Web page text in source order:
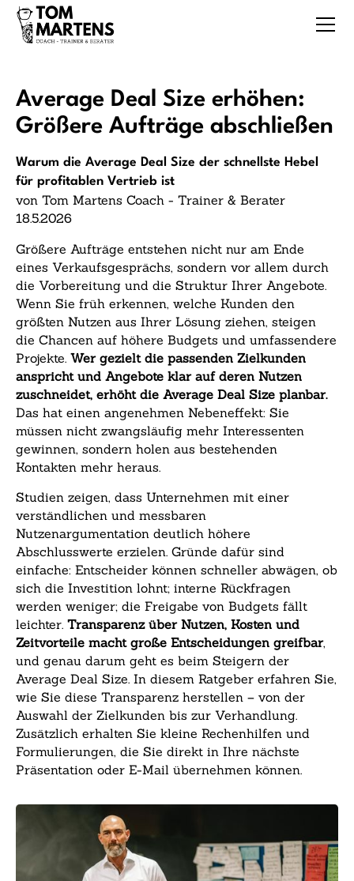
Average Deal Size erhöhen:
Größere Aufträge abschließen
Warum die Average Deal Size der schnellste Hebel
für profitablen Vertrieb ist
von Tom Martens Coach - Trainer & Berater
18.5.2026
Größere Aufträge entstehen nicht nur am Ende
eines Verkaufsgesprächs, sondern vor allem durch
die Vorbereitung und die Struktur Ihrer Angebote.
Wenn Sie früh erkennen, welche Kunden den
größten Nutzen aus Ihrer Lösung ziehen, steigen
die Chancen auf höhere Budgets und umfassendere
Projekte. Wer gezielt die passenden Zielkunden
anspricht und Angebote klar auf deren Nutzen
zuschneidet, erhöht die Average Deal Size planbar.
Das hat einen angenehmen Nebeneffekt: Sie
müssen nicht zwangsläufig mehr Interessenten
gewinnen, sondern holen aus bestehenden
Kontakten mehr heraus.
Studien zeigen, dass Unternehmen mit einer
verständlichen und messbaren
Nutzenargumentation deutlich höhere
Abschlusswerte erzielen. Gründe dafür sind
einfache: Entscheider können schneller abwägen, ob
sich die Investition lohnt; interne Rückfragen
werden weniger; die Freigabe von Budgets fällt
leichter. Transparenz über Nutzen, Kosten und
Zeitvorteile macht große Entscheidungen greifbar,
und genau darum geht es beim Steigern der
Average Deal Size. In diesem Ratgeber erfahren Sie,
wie Sie diese Transparenz herstellen – von der
Auswahl der Zielkunden bis zur Verhandlung.
Zusätzlich erhalten Sie kleine Rechenhilfen und
Formulierungen, die Sie direkt in Ihre nächste
Präsentation oder E-Mail übernehmen können.